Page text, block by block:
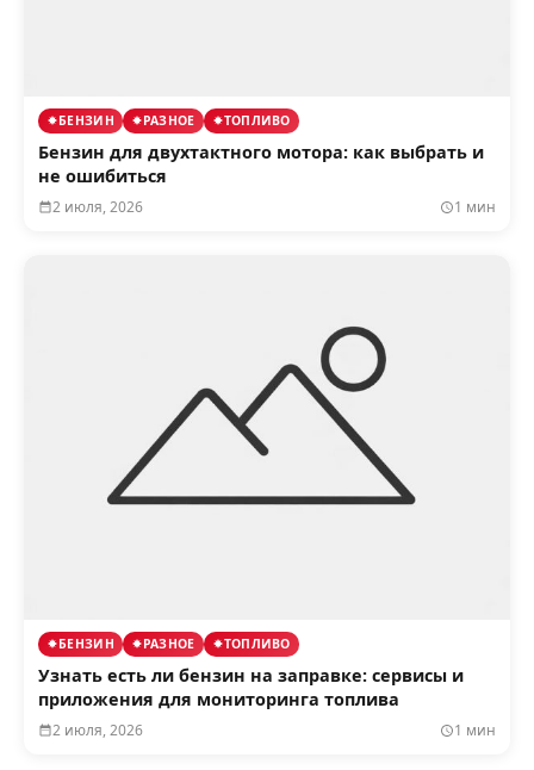
БЕНЗИН РАЗНОЕ ТОПЛИВО
Бензин для двухтактного мотора: как выбрать и
не ошибиться
2 июля, 2026 1 мин
БЕНЗИН РАЗНОЕ ТОПЛИВО
Узнать есть ли бензин на заправке: сервисы и
приложения для мониторинга топлива
2 июля, 2026 1 мин